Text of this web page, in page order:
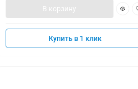
В корзину
Купить в 1 клик